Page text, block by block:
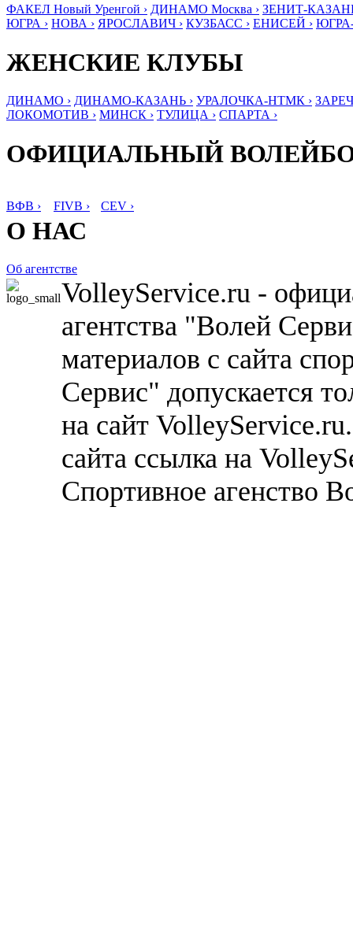
ФАКЕЛ Новый Уренгой › ДИНАМО Москва › ЗЕНИТ-
ЮГРА › НОВА › ЯРОСЛАВИЧ › КУЗБАСС › ЕНИСЕЙ ›
ЖЕНСКИЕ КЛУБЫ
ДИНАМО › ДИНАМО-КАЗАНЬ › УРАЛОЧКА-НТМК ›
ЛОКОМОТИВ › МИНСК › ТУЛИЦА › СПАРТА ›
ОФИЦИАЛЬНЫЙ
ВФВ › FIVB › CEV ›
О НАС
Об агентстве
VolleyService.ru -
агентства "Волей
материалов с сайта
Сервис" допускается
на сайт
сайта ссылка на
Спортивное агенство